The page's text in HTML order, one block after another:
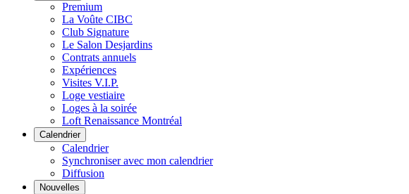
Premium
La Voûte CIBC
Club Signature
Le Salon Desjardins
Contrats annuels
Expériences
Visites V.I.P.
Loge vestiaire
Loges à la soirée
Loft Renaissance Montréal
Calendrier
Calendrier
Synchroniser avec mon calendrier
Diffusion
Nouvelles